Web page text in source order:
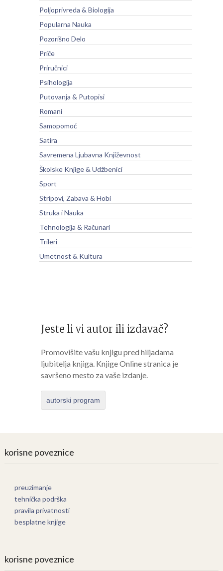
Poljoprivreda & Biologija
Popularna Nauka
Pozorišno Delo
Priče
Priručnici
Psihologija
Putovanja & Putopisi
Romani
Samopomoć
Satira
Savremena Ljubavna Književnost
Školske Knjige & Udžbenici
Sport
Stripovi, Zabava & Hobi
Struka i Nauka
Tehnologija & Računari
Trileri
Umetnost & Kultura
Jeste li vi autor ili izdavač?
Promovišite vašu knjigu pred hiljadama
ljubitelja knjiga. Knjige Online stranica je
savršeno mesto za vaše izdanje.
autorski program
korisne poveznice
preuzimanje
tehnička podrška
pravila privatnosti
besplatne knjige
korisne poveznice